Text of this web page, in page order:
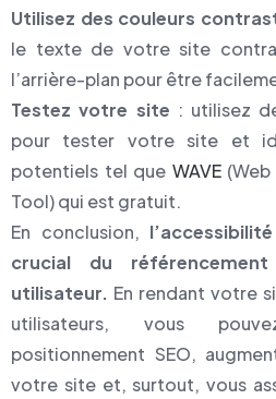
Utilisez des couleurs
le texte de votre site
l’arrière-plan pour être
Testez votre site : utilisez
pour tester votre site et
potentiels tel que WAVE(Web
Tool) qui est gratuit.
En conclusion,
crucial du
utilisateur. En rendant votre
utilisateurs, vous
positionnement SEO,
votre site et, surtout, vous